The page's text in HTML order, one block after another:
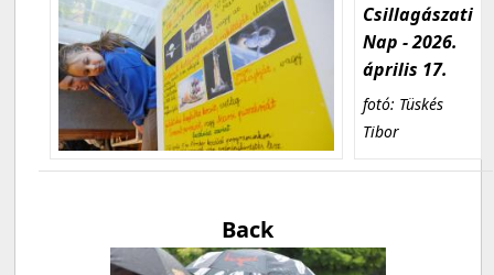
Csillagászati
Nap - 2026.
április 17.
fotó: Tüskés
Tibor
Back